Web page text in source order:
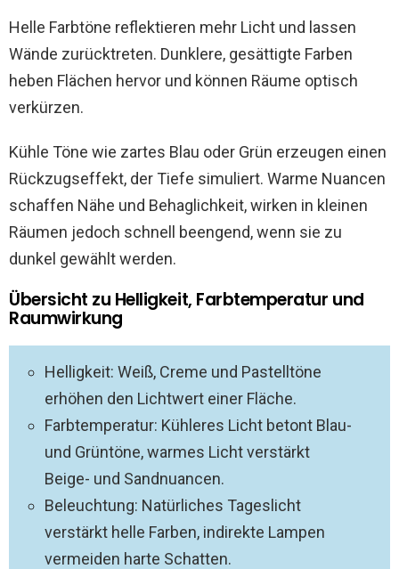
Helle Farbtöne reflektieren mehr Licht und lassen
Wände zurücktreten. Dunklere, gesättigte Farben
heben Flächen hervor und können Räume optisch
verkürzen.
Kühle Töne wie zartes Blau oder Grün erzeugen einen
Rückzugseffekt, der Tiefe simuliert. Warme Nuancen
schaffen Nähe und Behaglichkeit, wirken in kleinen
Räumen jedoch schnell beengend, wenn sie zu
dunkel gewählt werden.
Übersicht zu Helligkeit, Farbtemperatur und
Raumwirkung
Helligkeit: Weiß, Creme und Pastelltöne
erhöhen den Lichtwert einer Fläche.
Farbtemperatur: Kühleres Licht betont Blau-
und Grüntöne, warmes Licht verstärkt
Beige- und Sandnuancen.
Beleuchtung: Natürliches Tageslicht
verstärkt helle Farben, indirekte Lampen
vermeiden harte Schatten.